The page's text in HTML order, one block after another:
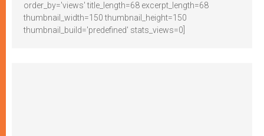
order_by='views' title_length=68 excerpt_length=68
thumbnail_width=150 thumbnail_height=150
thumbnail_build='predefined' stats_views=0]